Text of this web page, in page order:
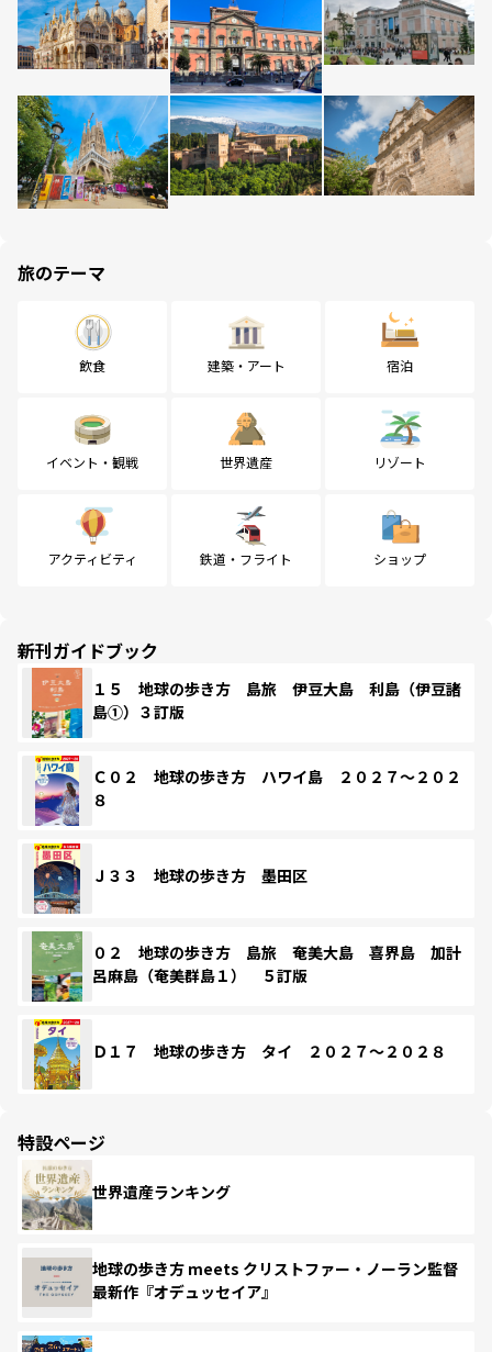
旅のテーマ
飲食 建築・アート 宿泊
イベント・観戦 世界遺産 リゾート
アクティビティ 鉄道・フライト ショップ
新刊ガイドブック
１５ 地球の歩き方 島旅 伊豆大島 利島（伊豆諸
島①）３訂版
Ｃ０２ 地球の歩き方 ハワイ島 ２０２７～２０２
８
Ｊ３３ 地球の歩き方 墨田区
０２ 地球の歩き方 島旅 奄美大島 喜界島 加計
呂麻島（奄美群島１） ５訂版
Ｄ１７ 地球の歩き方 タイ ２０２７～２０２８
特設ページ
世界遺産ランキング
地球の歩き方 meets クリストファー・ノーラン監督
最新作『オデュッセイア』